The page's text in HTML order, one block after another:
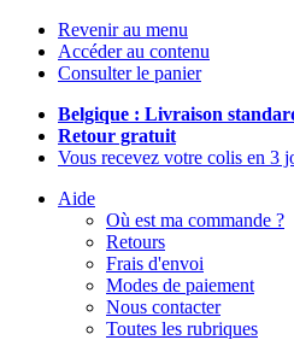
Revenir au menu
Accéder au contenu
Consulter le panier
Belgique : Livraison
Retour gratuit
Vous recevez votre colis en 3
Aide
Où est ma commande ?
Retours
Frais d'envoi
Modes de paiement
Nous contacter
Toutes les rubriques